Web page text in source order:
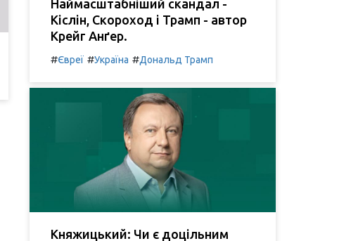
Наймасштабніший скандал -
Кіслін, Скороход і Трамп - автор
Крейг Анґер.
#Євреї #Україна #Дональд Трамп
Княжицький: Чи є доцільним